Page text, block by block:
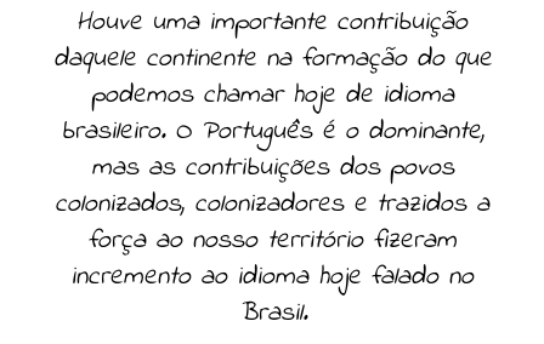
Houve uma importante contribuição
daquele continente na formação do que
podemos chamar hoje de idioma
brasileiro. O Português é o dominante,
mas as contribuições dos povos
colonizados, colonizadores e trazidos a
força ao nosso território fizeram
incremento ao idioma hoje falado no
Brasil.